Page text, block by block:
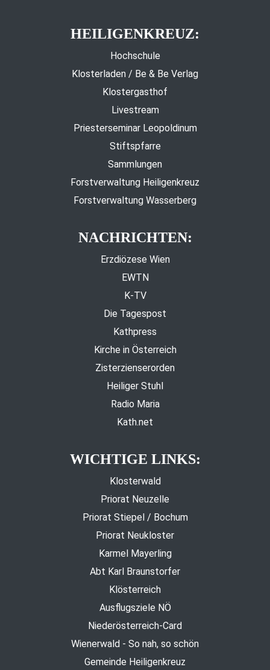
HEILIGENKREUZ:
Hochschule
Klosterladen / Be & Be Verlag
Klostergasthof
Livestream
Priesterseminar Leopoldinum
Stiftspfarre
Sammlungen
Forstverwaltung Heiligenkreuz
Forstverwaltung Wasserberg
NACHRICHTEN:
Erzdiözese Wien
EWTN
K-TV
Die Tagespost
Kathpress
Kirche in Österreich
Zisterzienserorden
Heiliger Stuhl
Radio Maria
Kath.net
WICHTIGE LINKS:
Klosterwald
Priorat Neuzelle
Priorat Stiepel / Bochum
Priorat Neukloster
Karmel Mayerling
Abt Karl Braunstorfer
Klösterreich
Ausflugsziele NÖ
Niederösterreich-Card
Wienerwald - So nah, so schön
Gemeinde Heiligenkreuz